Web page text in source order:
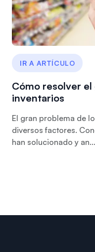
IR A ARTÍCULO
Cómo resolver
inventarios
El gran problema de
diversos factores.
han solucionado y an...